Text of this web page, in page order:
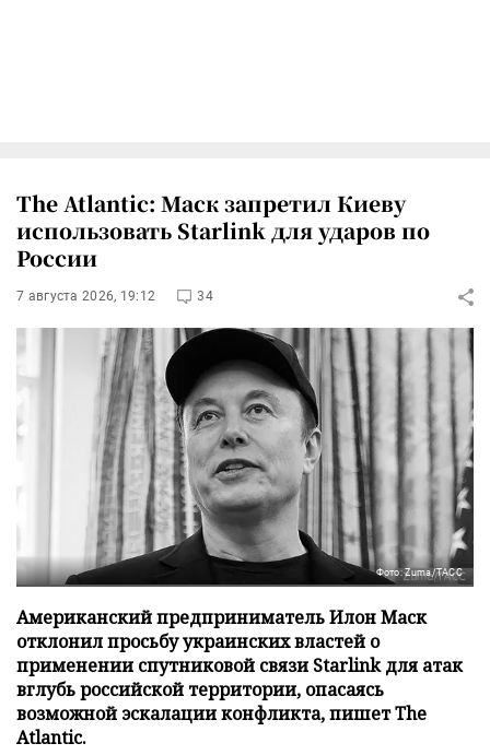
The Atlantic: Маск запретил Киеву
использовать Starlink для ударов по
России
7 августа 2026, 19:12 34
Фото: Zuma/ТАСС
Американский предприниматель Илон Маск
отклонил просьбу украинских властей о
применении спутниковой связи Starlink для атак
вглубь российской территории, опасаясь
возможной эскалации конфликта, пишет The
Atlantic.